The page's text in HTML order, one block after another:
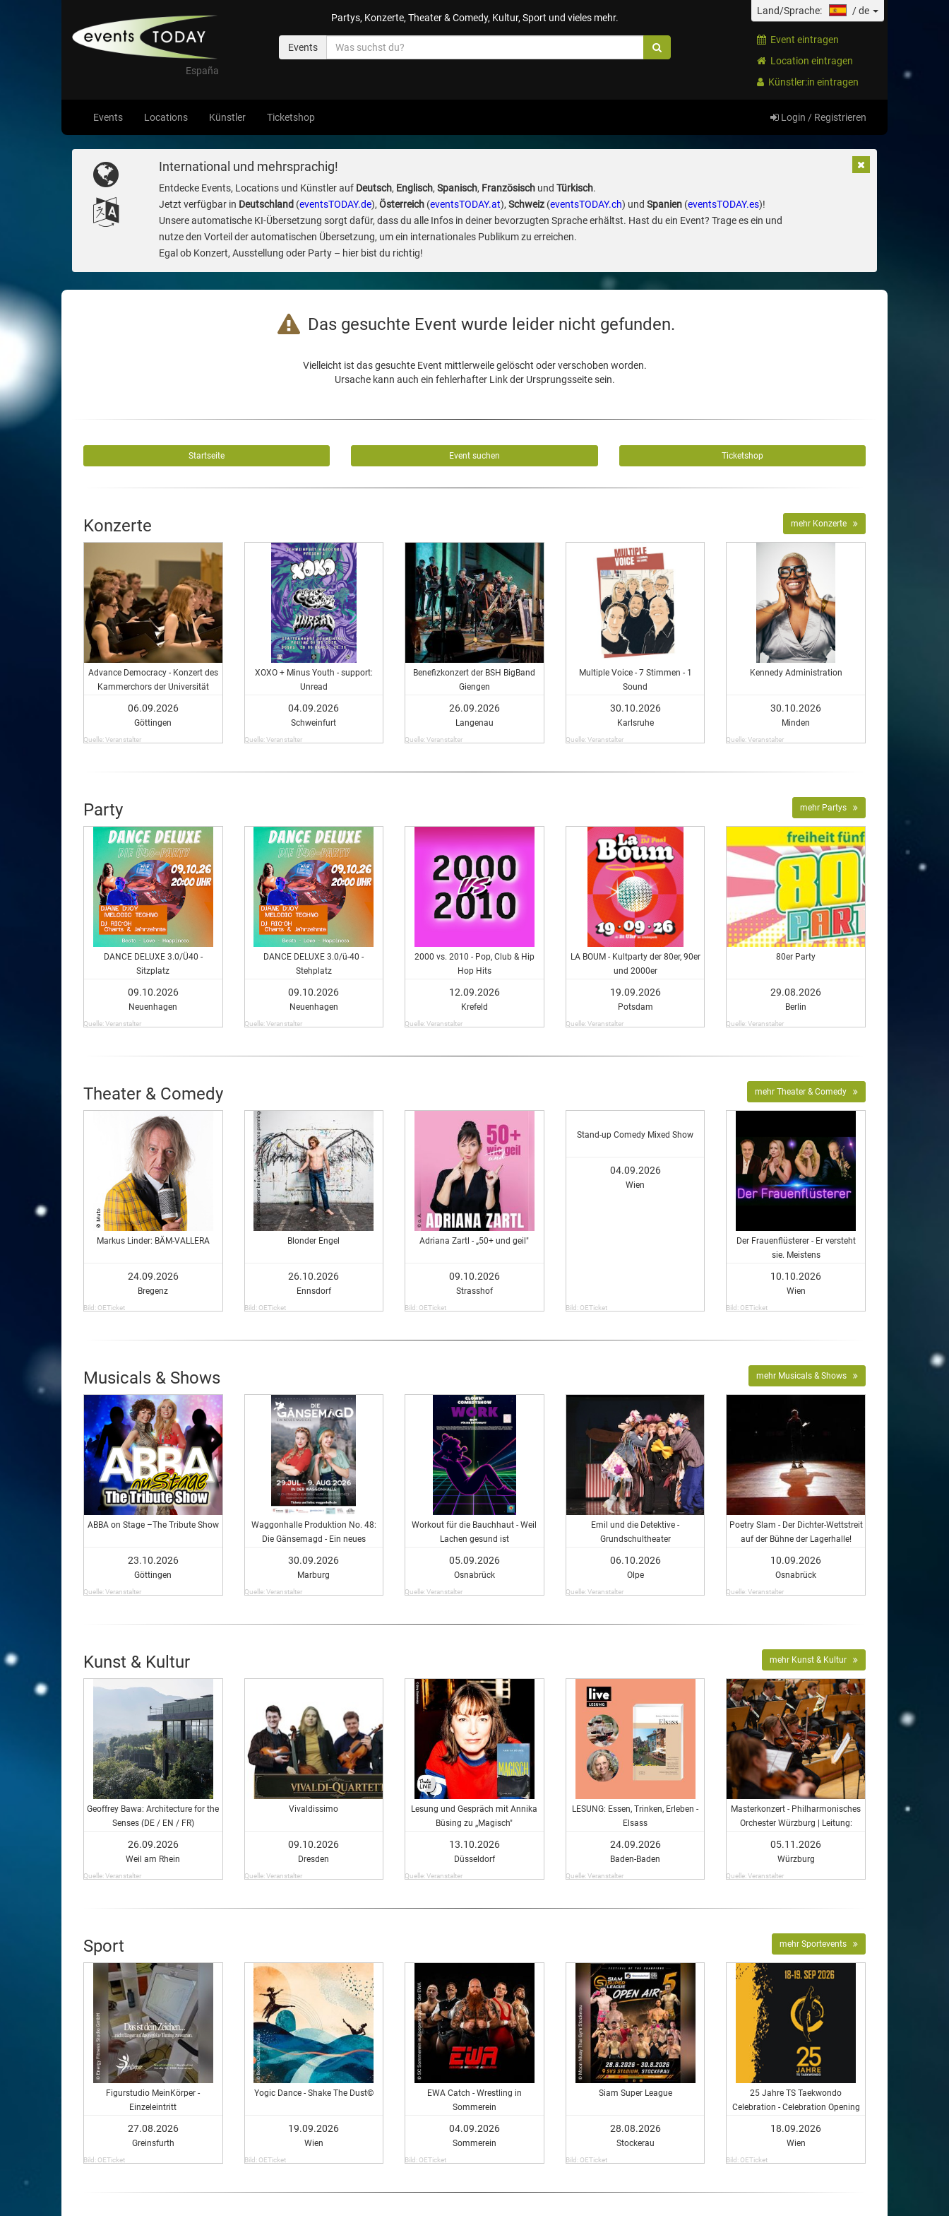
España
Partys, Konzerte, Theater & Comedy, Kultur, Sport und vieles mehr.
Events
Land/Sprache: /de
Event eintragen
Location eintragen
Künstler:in eintragen
Events Locations Künstler Ticketshop Login / Registrieren
International und mehrsprachig!
Entdecke Events, Locations und Künstler auf Deutsch, Englisch, Spanisch, Französischund Türkisch.
Jetzt verfügbar in Deutschland (eventsTODAY.de), Österreich(eventsTODAY.at), Schweiz(eventsTODAY.ch) und Spanien(eventsTODAY.es)!
Unsere automatische KI-Übersetzung sorgt dafür, dass du alle Infos in deiner bevorzugten Sprache erhältst. Hast du ein Event? Trage es ein und
nutze den Vorteil der automatischen Übersetzung, um ein internationales Publikum zu erreichen.
Egal ob Konzert, Ausstellung oder Party – hier bist du richtig!
Das gesuchte Event wurde leider nicht gefunden.
Vielleicht ist das gesuchte Event mittlerweile gelöscht oder verschoben worden.
Ursache kann auch ein fehlerhafter Link der Ursprungsseite sein.
Startseite Event suchen Ticketshop
Konzerte mehr Konzerte
Advance Democracy - Konzert des
Kammerchors der Universität
06.09.2026
Göttingen
Quelle: Veranstalter
XOXO + Minus Youth - support:
Unread
04.09.2026
Schweinfurt
Quelle: Veranstalter
Benefizkonzert der BSH BigBand
Giengen
26.09.2026
Langenau
Quelle: Veranstalter
Multiple Voice - 7 Stimmen - 1
Sound
30.10.2026
Karlsruhe
Quelle: Veranstalter
Kennedy Administration
30.10.2026
Minden
Quelle: Veranstalter
Party mehr Partys
DANCE DELUXE 3.0/Ü40 -
Sitzplatz
09.10.2026
Neuenhagen
Quelle: Veranstalter
DANCE DELUXE 3.0/ü-40 -
Stehplatz
09.10.2026
Neuenhagen
Quelle: Veranstalter
2000 vs. 2010 - Pop, Club & Hip
Hop Hits
12.09.2026
Krefeld
Quelle: Veranstalter
LA BOUM - Kultparty der 80er, 90er
und 2000er
19.09.2026
Potsdam
Quelle: Veranstalter
80er Party
29.08.2026
Berlin
Quelle: Veranstalter
Theater & Comedy mehr Theater & Comedy
Markus Linder: BÄM-VALLERA
24.09.2026
Bregenz
Bild: OETicket
Blonder Engel
26.10.2026
Ennsdorf
Bild: OETicket
Adriana Zartl - „50+ und geil"
09.10.2026
Strasshof
Bild: OETicket
Stand-up Comedy Mixed Show
04.09.2026
Wien
Bild: OETicket
Der Frauenflüsterer - Er versteht
sie. Meistens
10.10.2026
Wien
Bild: OETicket
Musicals & Shows mehr Musicals & Shows
ABBA on Stage –The Tribute Show
23.10.2026
Göttingen
Quelle: Veranstalter
Waggonhalle Produktion No. 48:
Die Gänsemagd - Ein neues
30.09.2026
Marburg
Quelle: Veranstalter
Workout für die Bauchhaut - Weil
Lachen gesund ist
05.09.2026
Osnabrück
Quelle: Veranstalter
Emil und die Detektive -
Grundschultheater
06.10.2026
Olpe
Quelle: Veranstalter
Poetry Slam - Der Dichter-Wettstreit
auf der Bühne der Lagerhalle!
10.09.2026
Osnabrück
Quelle: Veranstalter
Kunst & Kultur mehr Kunst & Kultur
Geoffrey Bawa: Architecture for the
Senses (DE / EN / FR)
26.09.2026
Weil am Rhein
Quelle: Veranstalter
Vivaldissimo
09.10.2026
Dresden
Quelle: Veranstalter
Lesung und Gespräch mit Annika
Büsing zu ,,Magisch"
13.10.2026
Düsseldorf
Quelle: Veranstalter
LESUNG: Essen, Trinken, Erleben -
Elsass
24.09.2026
Baden-Baden
Quelle: Veranstalter
Masterkonzert - Philharmonisches
Orchester Würzburg | Leitung:
05.11.2026
Würzburg
Quelle: Veranstalter
Sport mehr Sportevents
Figurstudio MeinKörper -
Einzeleintritt
27.08.2026
Greinsfurth
Bild: OETicket
Yogic Dance - Shake The Dust©
19.09.2026
Wien
Bild: OETicket
EWA Catch - Wrestling in
Sommerein
04.09.2026
Sommerein
Bild: OETicket
Siam Super League
28.08.2026
Stockerau
Bild: OETicket
25 Jahre TS Taekwondo
Celebration - Celebration Opening
18.09.2026
Wien
Bild: OETicket